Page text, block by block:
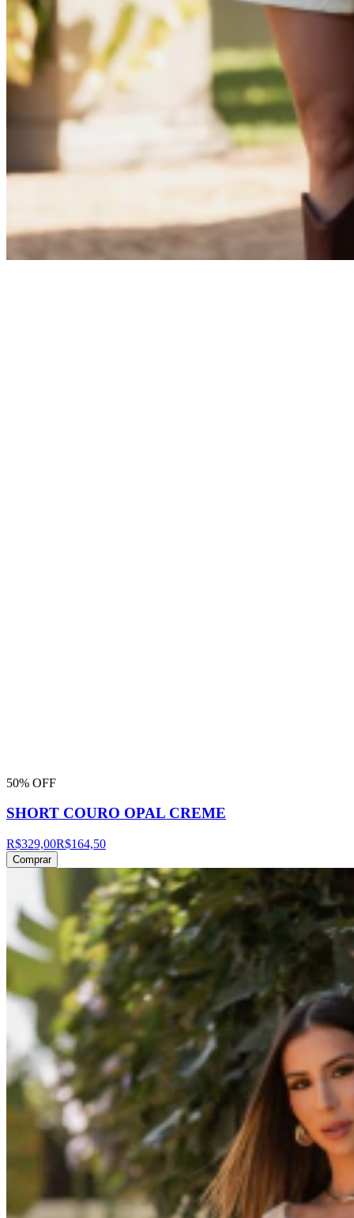
50% OFF
SHORT COURO OPAL CREME
R$329,00R$164,50
Comprar